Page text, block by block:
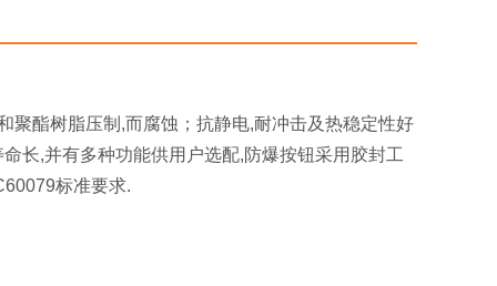
聚酯树脂压制,而腐蚀；抗静电,耐冲击及热稳定性好
长,并有多种功能供用户选配,防爆按钮采用胶封工
标准要求.